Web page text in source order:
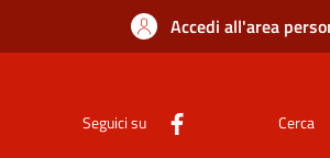
Accedi all'area
Seguici su Cerca